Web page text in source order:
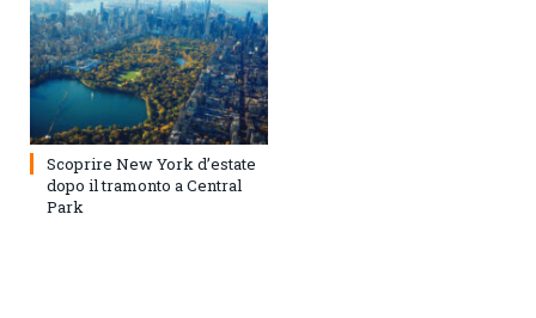
Scoprire New York d’estate
dopo il tramonto a Central
Park